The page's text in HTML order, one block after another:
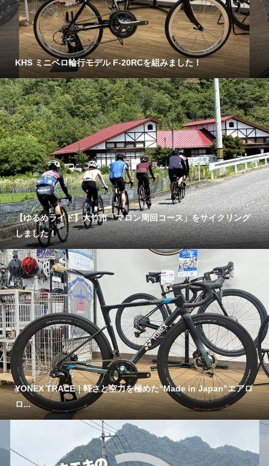
KHS ミニベロ輪行モデル F-20RCを組みました！
【ゆるめライド】大竹市「マロン周回コース」をサイクリング
しました！
YONEX TRACE｜軽さと空力を極めた“Made in Japan”エアロ
ロ...